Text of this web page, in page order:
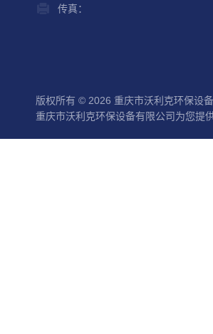
传真：
版权所有 © 2026 重庆市沃利克环保设
重庆市沃利克环保设备有限公司为您提